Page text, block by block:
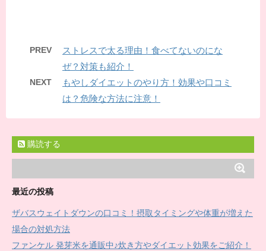
PREV
ストレスで太る理由！食べてないのにな
ぜ？対策も紹介！
NEXT
もやしダイエットのやり方！効果や口コミ
は？危険な方法に注意！
購読する
最近の投稿
ザバスウェイトダウンの口コミ！摂取タイミングや体重が増えた
場合の対処方法
ファンケル 発芽米を通販中♪炊き方やダイエット効果をご紹介！